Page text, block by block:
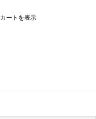
カートを表示